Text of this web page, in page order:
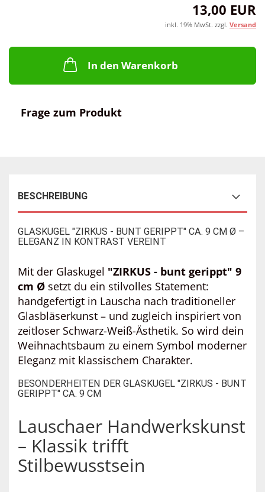
13,00 EUR
inkl. 19% MwSt. zzgl. Versand
In den Warenkorb
Frage zum Produkt
BESCHREIBUNG
GLASKUGEL "ZIRKUS - BUNT GERIPPT" CA. 9 CM Ø –
ELEGANZ IN KONTRAST VEREINT
Mit der Glaskugel "ZIRKUS - bunt gerippt" 9
cm Ø setzt du ein stilvolles Statement:
handgefertigt in Lauscha nach traditioneller
Glasbläserkunst – und zugleich inspiriert von
zeitloser Schwarz-Weiß-Ästhetik. So wird dein
Weihnachtsbaum zu einem Symbol moderner
Eleganz mit klassischem Charakter.
BESONDERHEITEN DER GLASKUGEL "ZIRKUS - BUNT
GERIPPT" CA. 9 CM
Lauschaer Handwerkskunst
– Klassik trifft
Stilbewusstsein